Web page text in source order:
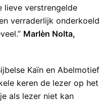
lieve verstrengelde
verraderlijk onderkoeld
Marlèn Nolta,
Kaïn en Abelmotief
keren de lezer op het
als lezer niet kan